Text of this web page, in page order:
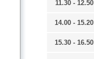
11.30 - 12.50
14.00 - 15.20
15.30 - 16.50